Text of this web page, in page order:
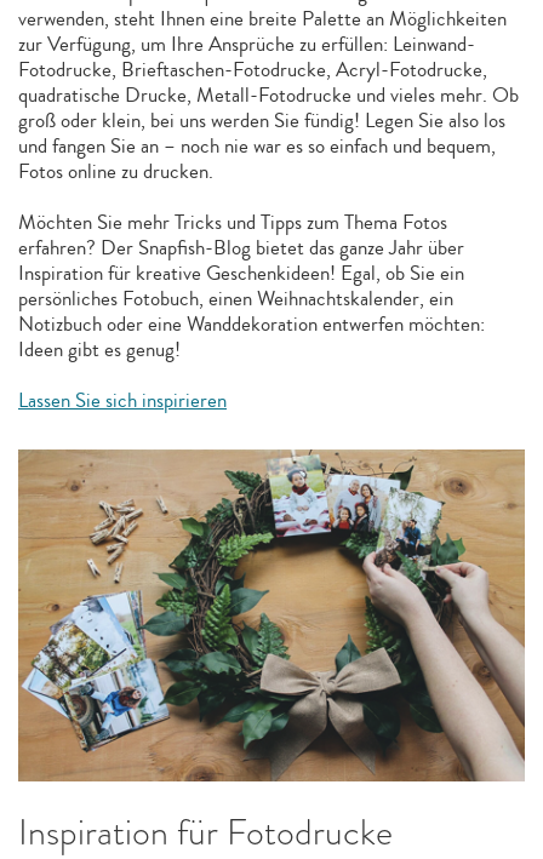
verwenden, steht Ihnen eine breite Palette an Möglichkeiten
zur Verfügung, um Ihre Ansprüche zu erfüllen: Leinwand-
Fotodrucke, Brieftaschen-Fotodrucke, Acryl-Fotodrucke,
quadratische Drucke, Metall-Fotodrucke und vieles mehr. Ob
groß oder klein, bei uns werden Sie fündig! Legen Sie also los
und fangen Sie an – noch nie war es so einfach und bequem,
Fotos online zu drucken.
Möchten Sie mehr Tricks und Tipps zum Thema Fotos
erfahren? Der Snapfish-Blog bietet das ganze Jahr über
Inspiration für kreative Geschenkideen! Egal, ob Sie ein
persönliches Fotobuch, einen Weihnachtskalender, ein
Notizbuch oder eine Wanddekoration entwerfen möchten:
Ideen gibt es genug!
Lassen Sie sich inspirieren
Inspiration für Fotodrucke